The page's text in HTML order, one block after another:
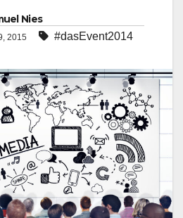
Nies
2015 #dasEvent2014